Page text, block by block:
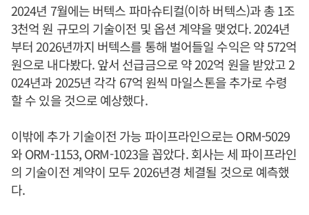
2024년 7월에는 버텍스 파마슈티컬(이하 버텍스)과 총 1조
3천억 원 규모의 기술이전 및 옵션 계약을 맺었다. 2024년
부터 2026년까지 버텍스를 통해 벌어들일 수익은 약 572억
원으로 내다봤다. 앞서 선급금으로 약 202억 원을 받았고 2
024년과 2025년 각각 67억 원씩 마일스톤을 추가로 수령
할 수 있을 것으로 예상했다.
이밖에 추가 기술이전 가능 파이프라인으로는 ORM-5029
와 ORM-1153, ORM-1023을 꼽았다. 회사는 세 파이프라인
의 기술이전 계약이 모두 2026년경 체결될 것으로 예측했
다.